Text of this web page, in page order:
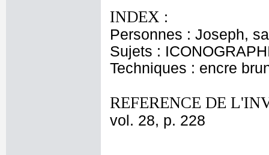
INDEX :
Personnes : Joseph,
Sujets :
Techniques : encre
REFERENCE DE
vol. 28, p. 228